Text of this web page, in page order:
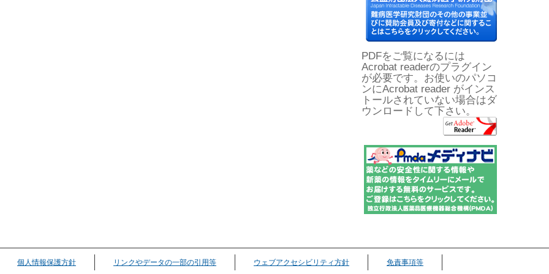
PDFをご覧になるには
Acrobat readerのプラグイン
が必要です。お使いのパソコ
ンにAcrobat reader がインス
トールされていない場合はダ
ウンロードして下さい。
個人情報保護方針 リンクやデータの一部の引用等 ウェブアクセシビリティ方針 免責事項等